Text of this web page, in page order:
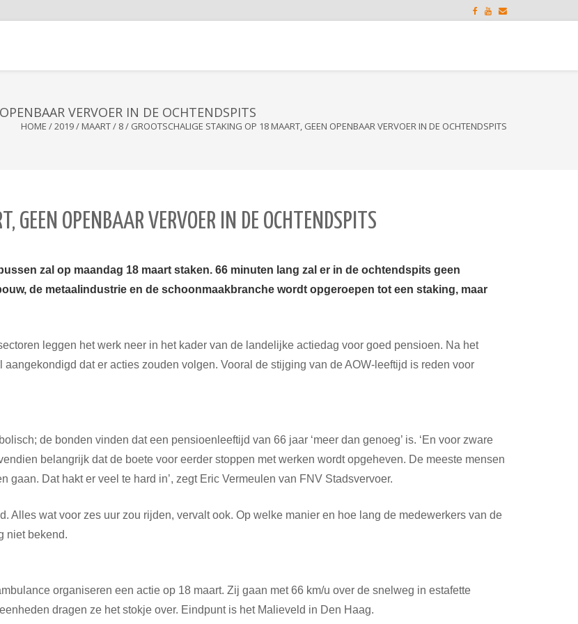
VERVOER IN DE OCHTENDSPITS
HOME /2019/ MAART/ 8/ GROOTSCHALIGE STAKING OP 18 MAART, GEEN OPENBAAR VERVOER IN DE OCHTENDSPITS
GEEN OPENBAAR VERVOER IN DE OCHTENDSPITS
zal op maandag 18 maart staken. 66 minuten lang zal er in de ochtendspits geen
de metaalindustrie en de schoonmaakbranche wordt opgeroepen tot een staking, maar
leggen het werk neer in het kader van de landelijke actiedag voor goed pensioen. Na het
dat er acties zouden volgen. Vooral de stijging van de AOW-leeftijd is reden voor
de bonden vinden dat een pensioenleeftijd van 66 jaar ‘meer dan genoeg’ is. ‘En voor zware
belangrijk dat de boete voor eerder stoppen met werken wordt opgeheven. De meeste mensen
Dat hakt er veel te hard in’, zegt Eric Vermeulen van FNV Stadsvervoer.
Alles wat voor zes uur zou rijden, vervalt ook. Op welke manier en hoe lang de medewerkers van de
niet bekend.
organiseren een actie op 18 maart. Zij gaan met 66 km/u over de snelweg in estafette
dragen ze het stokje over. Eindpunt is het Malieveld in Den Haag.